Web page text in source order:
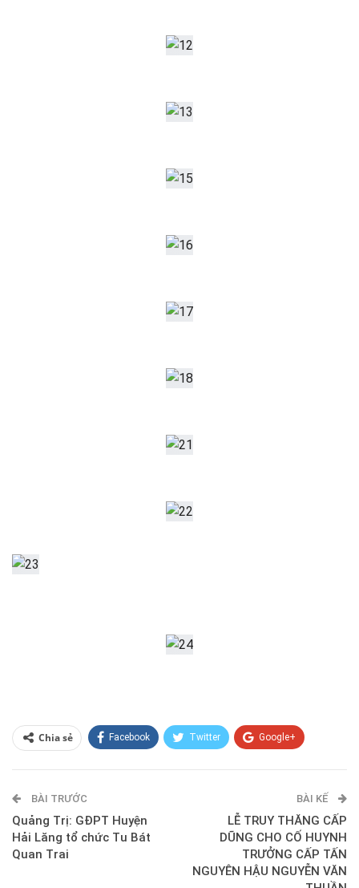
Chia sẻ Facebook Twitter Google+
E-mail
BÀI TRƯỚC
Quảng Trị: GĐPT Huyện
Hải Lăng tổ chức Tu Bát
Quan Trai
BÀI KẾ
LỄ TRUY THĂNG CẤP
DŨNG CHO CỐ HUYNH
TRƯỞNG CẤP TẤN
NGUYÊN HẬU NGUYỄN VĂN